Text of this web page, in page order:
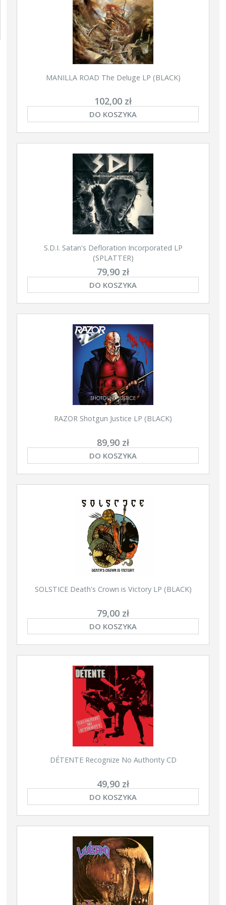
MANILLA ROAD The Deluge LP (BLACK)
102,00 zł
DO KOSZYKA
S.D.I. Satan's Defloration Incorporated LP
(SPLATTER)
79,90 zł
DO KOSZYKA
RAZOR Shotgun Justice LP (BLACK)
89,90 zł
DO KOSZYKA
SOLSTICE Death's Crown is Victory LP (BLACK)
79,00 zł
DO KOSZYKA
DÉTENTE Recognize No Authority CD
49,90 zł
DO KOSZYKA